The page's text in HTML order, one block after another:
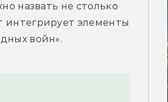
назвать не столько
интегрирует элементы
войн».